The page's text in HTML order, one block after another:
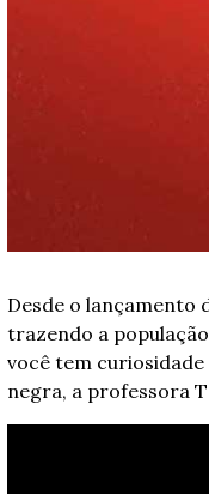
Desde o lançamento
trazendo a
você tem
negra, a professora